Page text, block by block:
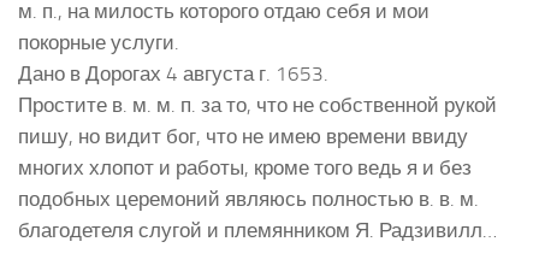
м. п., на милость которого отдаю себя и мои
покорные услуги.
Дано в Дорогах 4 августа г. 1653.
Простите в. м. м. п. за то, что не собственной рукой
пишу, но видит бог, что не имею времени ввиду
многих хлопот и работы, кроме того ведь я и без
подобных церемоний являюсь полностью в. в. м.
благодетеля слугой и племянником Я. Радзивилл…